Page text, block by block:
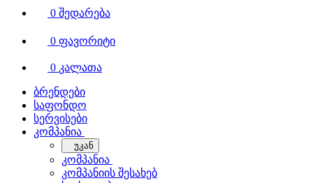
0 შედარება
0 ფავორიტი
0 კალათა
ბრენდები
საფონდო
სერვისები
კომპანია
უკან
კომპანია
კომპანიის შესახებ